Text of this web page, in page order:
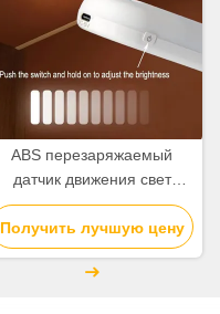
ABS перезаряжаемый
датчик движения свет
внутренний PIR датчик
движения свет 2700K
-7000K
Получить лучшую цену